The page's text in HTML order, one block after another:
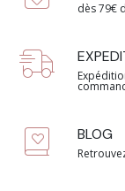
dès 79€
BLOG